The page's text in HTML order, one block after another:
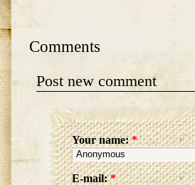
Comments
Post new comment
Your name:*
E-mail:*